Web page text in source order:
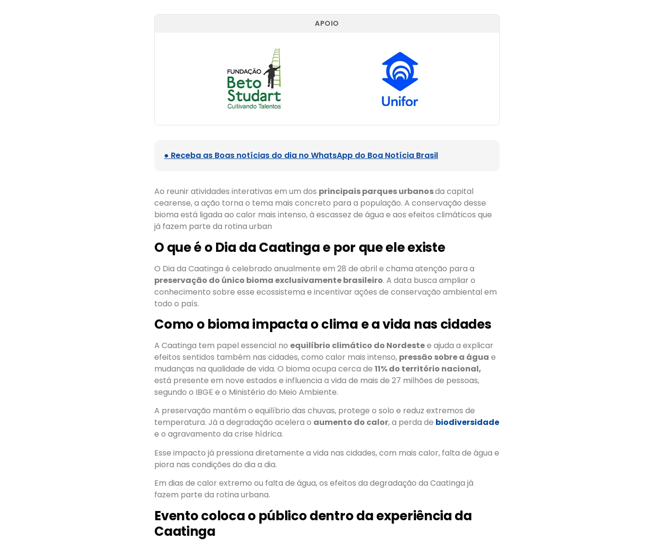
APOIO
● Receba as Boas notícias do dia no WhatsApp do Boa Notícia Brasil
Ao reunir atividades interativas em um dos principais parques urbanosda capital
cearense, a ação torna o tema mais concreto para a população. A conservação desse
bioma está ligada ao calor mais intenso, à escassez de água e aos efeitos climáticos que
já fazem parte da rotina urban
O que é o Dia da Caatinga e por que ele existe
O Dia da Caatinga é celebrado anualmente em 28 de abril e chama atenção para a
preservação do único bioma exclusivamente brasileiro. A data busca ampliar o
conhecimento sobre esse ecossistema e incentivar ações de conservação ambiental em
todo o país.
Como o bioma impacta o clima e a vida nas cidades
A Caatinga tem papel essencial no equilíbrio climático do Nordestee ajuda a explicar
efeitos sentidos também nas cidades, como calor mais intenso, pressão sobre a água e
mudanças na qualidade de vida. O bioma ocupa cerca de11% do território nacional,
está presente em nove estados e influencia a vida de mais de 27 milhões de pessoas,
segundo o IBGE e o Ministério do Meio Ambiente.
A preservação mantém o equilíbrio das chuvas, protege o solo e reduz extremos de
temperatura. Já a degradação acelera o aumento do calor, a perda de biodiversidade
e o agravamento da crise hídrica.
Esse impacto já pressiona diretamente a vida nas cidades, com mais calor, falta de água e
piora nas condições do dia a dia.
Em dias de calor extremo ou falta de água, os efeitos da degradação da Caatinga já
fazem parte da rotina urbana.
Evento coloca o público dentro da experiência da
Caatinga